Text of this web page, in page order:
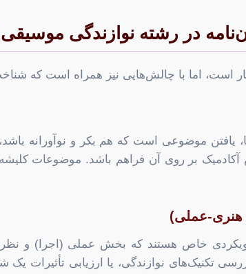
در رشته نوازندگی موسیقی
است، اما با چالش‌هایی نیز همراه است که
یافتن موضوعی است که هم بکر و نوآورانه
بر روی آن فراهم باشد. موضوعات
عملی)
رویکردی خاص هستند که بخش عملی (اجرا) و
تکنیک‌های نوازندگی، یا ارزیابی تأثیرات